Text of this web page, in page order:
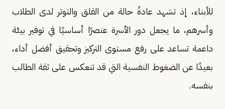
للأبناء، إذ تشهد عادةً حالة من القلق والتوتر لدى الطلاب
وأسرهم، ما يجعل دور الأسرة عنصرًا أساسيًا في توفير بيئة
داعمة تساعد على رفع مستوى التركيز وتحقيق أفضل أداء،
بعيدًا عن الضغوط النفسية التي قد تنعكس على ثقة الطالب
بنفسه.